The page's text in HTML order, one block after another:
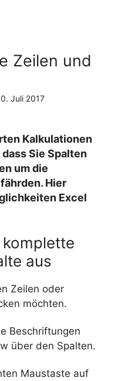
Zeilen und
Juli 2017
Kalkulationen
Sie Spalten
um die
Hier
Excel
aus
Zeilen oder
möchten.
Beschriftungen
über den Spalten.
Maustaste auf